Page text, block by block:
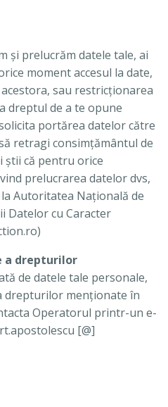
și prelucrăm datele tale, ai
moment accesul la date,
sau restricționarea
dreptul de a te opune
portărea datelor către
retragi consimțământul de
știi că pentru orice
prelucrarea datelor dvs,
Autoritatea Națională de
Datelor cu Caracter
a drepturilor
de datele tale personale,
drepturilor menționate în
Operatorul printr-un e-
[@]